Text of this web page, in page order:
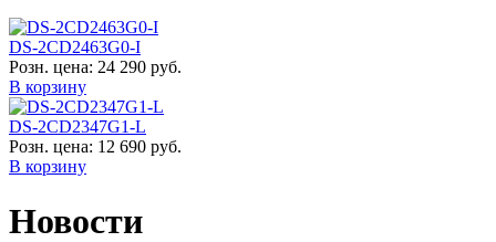
DS-2CD2463G0-I
Розн. цена: 24 290 руб.
В корзину
DS-2CD2347G1-L
Розн. цена: 12 690 руб.
В корзину
Новости